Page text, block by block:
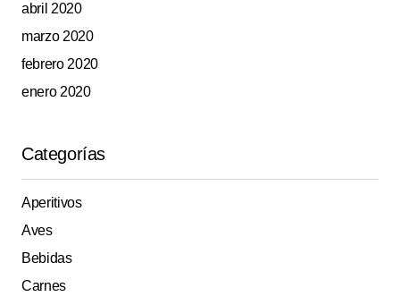
abril 2020
marzo 2020
febrero 2020
enero 2020
Categorías
Aperitivos
Aves
Bebidas
Carnes